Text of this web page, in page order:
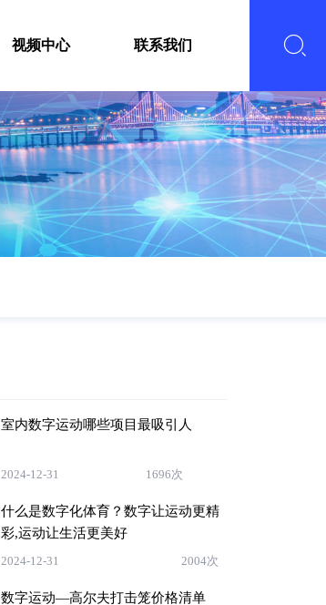
视频中心 联系我们
室内数字运动哪些项目最吸引人
2024-12-31 1696次
什么是数字化体育？数字让运动更精
彩,运动让生活更美好
2024-12-31 2004次
数字运动—高尔夫打击笼价格清单